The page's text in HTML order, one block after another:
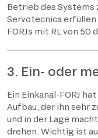
Betrieb des Systems
Servotecnica
FORJs mit RL von 50
3. Ein- oder
Ein Einkanal-FORJ
Aufbau, der ihn sehr
und in der Lage
drehen. Wichtig ist